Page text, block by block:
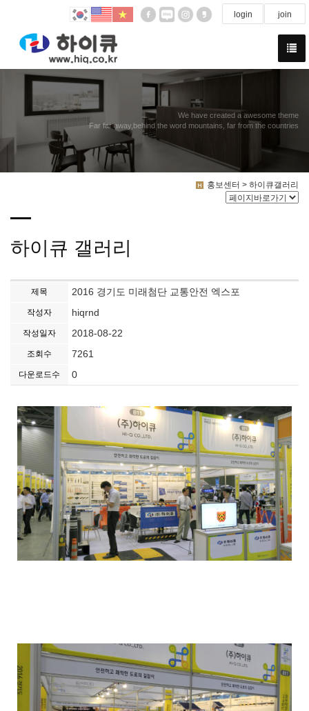
login join
We have created a awesome theme
Far far away,behind the word mountains, far from the countries
홍보센터 > 하이큐갤러리
하이큐 갤러리
제목 2016 경기도 미래첨단 교통안전 엑스포
작성자 hiqrnd
작성일자 2018-08-22
조회수 7261
다운로드수 0